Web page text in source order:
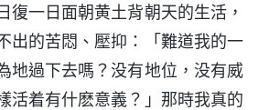
復一日面朝黄土背朝天的生活，
出的苦悶、壓抑：「難道我的一
地過下去嗎？没有地位，没有威
活着有什麽意義？」那時我真的